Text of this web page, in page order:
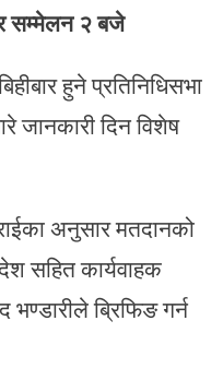
सम्मेलन २ बजे
हुने प्रतिनिधिसभा
जानकारी दिन विशेष
अनुसार मतदानको
सहित कार्यवाहक
ब्रिफिङ गर्न